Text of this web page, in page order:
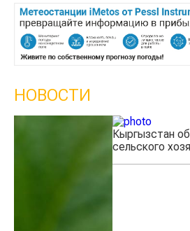
НОВОСТИ
Кыргызстан обошел Казахстан
сельского хозяйства